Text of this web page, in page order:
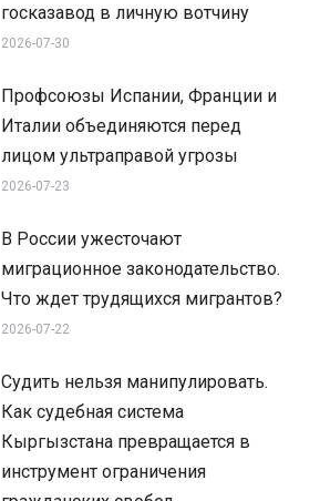
госказавод в личную вотчину
2026-07-30
Профсоюзы Испании, Франции и
Италии объединяются перед
лицом ультраправой угрозы
2026-07-23
В России ужесточают
миграционное законодательство.
Что ждет трудящихся мигрантов?
2026-07-22
Судить нельзя манипулировать.
Как судебная система
Кыргызстана превращается в
инструмент ограничения